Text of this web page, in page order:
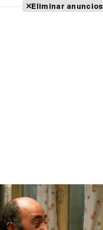
Eliminar anuncios